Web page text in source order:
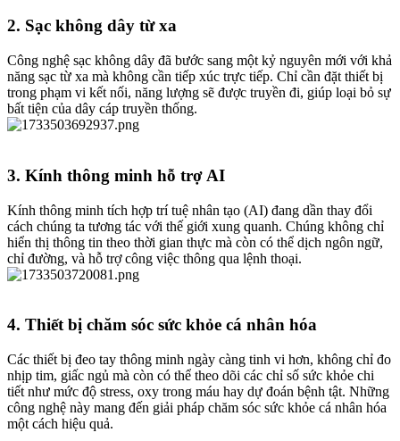
2. Sạc không dây từ xa
Công nghệ sạc không dây đã bước sang một kỷ nguyên mới với khả
năng sạc từ xa mà không cần tiếp xúc trực tiếp. Chỉ cần đặt thiết bị
trong phạm vi kết nối, năng lượng sẽ được truyền đi, giúp loại bỏ sự
bất tiện của dây cáp truyền thống.
3. Kính thông minh hỗ trợ AI
Kính thông minh tích hợp trí tuệ nhân tạo (AI) đang dần thay đổi
cách chúng ta tương tác với thế giới xung quanh. Chúng không chỉ
hiển thị thông tin theo thời gian thực mà còn có thể dịch ngôn ngữ,
chỉ đường, và hỗ trợ công việc thông qua lệnh thoại.
4. Thiết bị chăm sóc sức khỏe cá nhân hóa
Các thiết bị đeo tay thông minh ngày càng tinh vi hơn, không chỉ đo
nhịp tim, giấc ngủ mà còn có thể theo dõi các chỉ số sức khỏe chi
tiết như mức độ stress, oxy trong máu hay dự đoán bệnh tật. Những
công nghệ này mang đến giải pháp chăm sóc sức khỏe cá nhân hóa
một cách hiệu quả.